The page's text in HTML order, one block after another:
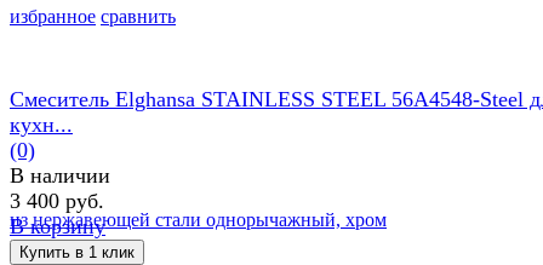
избранное сравнить
Смеситель Elghansa STAINLESS STEEL 56A4548-Steel
кухн...
(0)
В наличии
3 400 руб.
В корзину